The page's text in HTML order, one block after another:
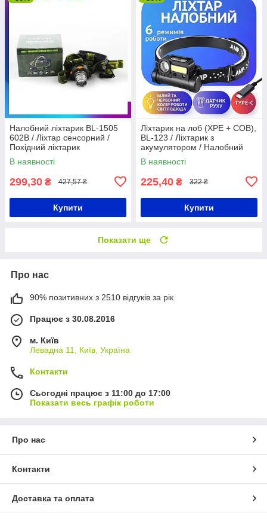
Налобний ліхтарик BL-1505
602B / Ліхтар сенсорний /
Похідний ліхтарик
В наявності
299,30 ₴ 427,57 ₴
Купити
Ліхтарик на лоб (XPE + COB),
BL-123 / Ліхтарик з
акумулятором / Налобний
ліхтар з датчиком руху /
Світлодіодний ліхтарик на
В наявності
225,40 ₴ 322 ₴
Купити
Показати ще
Про нас
90% позитивних з 2510 відгуків за рік
Працює з 30.08.2016
м. Київ
Левадна 11, Київ, Україна
Контакти
Сьогодні працює з 11:00 до 17:00
Показати весь графік роботи
Про нас
Контакти
Доставка та оплата